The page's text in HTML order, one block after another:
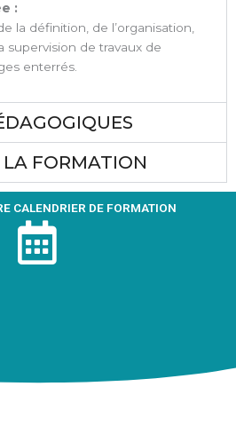
:
la définition, de l’organisation,
supervision de travaux de
enterrés.
FORMATION
CALENDRIER DE FORMATION